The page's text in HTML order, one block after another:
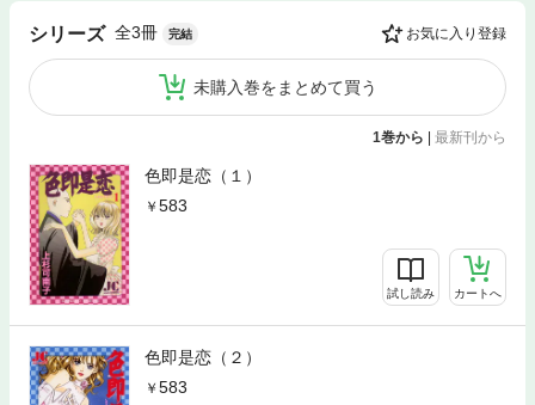
シリーズ 全3冊 完結 お気に入り登録
未購入巻をまとめて買う
1巻から | 最新刊から
色即是恋（１）
583
試し読み カートへ
色即是恋（２）
583